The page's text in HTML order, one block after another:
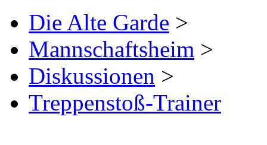
Die Alte Garde >
Mannschaftsheim >
Diskussionen >
Treppenstoß-Trainer